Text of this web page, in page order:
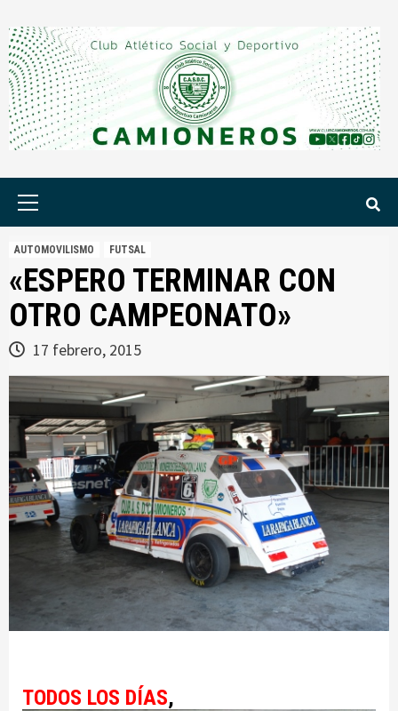
al
contenido
AUTOMOVILISMO FUTSAL
«ESPERO TERMINAR CON
OTRO CAMPEONATO»
17 febrero, 2015
TODOS LOS DÍAS,